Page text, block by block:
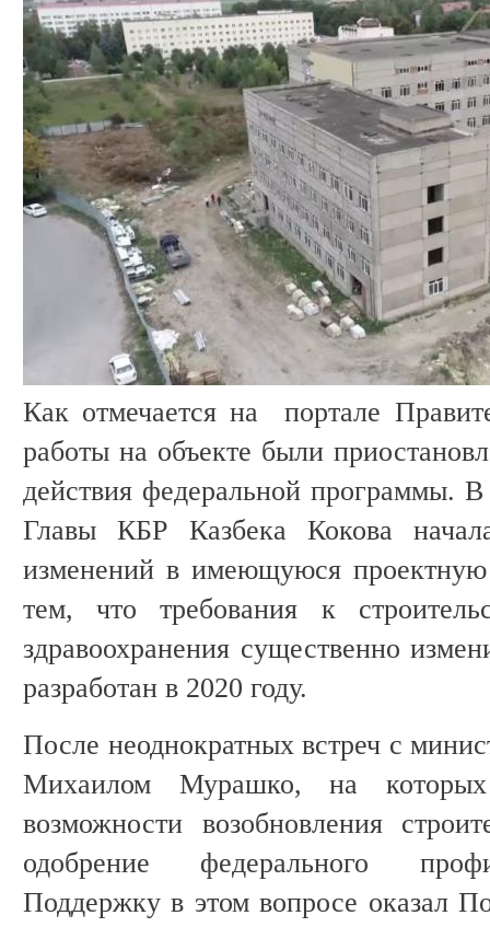
Как отмечается на портале
работы на объекте были
действия федеральной программы.
Главы КБР Казбека Кокова
изменений в имеющуюся
тем, что требования к
здравоохранения существенно
разработан в 2020 году.
После неоднократных встреч с
Михаилом Мурашко, на
возможности возобновления
одобрение федерального
Поддержку в этом вопросе оказал